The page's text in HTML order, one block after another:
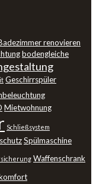
renovieren
bodengleiche
Geschirrspüler
Mietwohnung
Schließsystem
Spülmaschine
Waffenschrank